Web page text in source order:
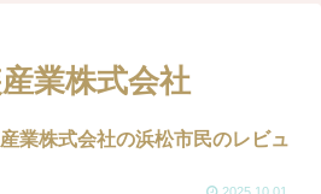
業株式会社
業株式会社の浜松市民のレビュ